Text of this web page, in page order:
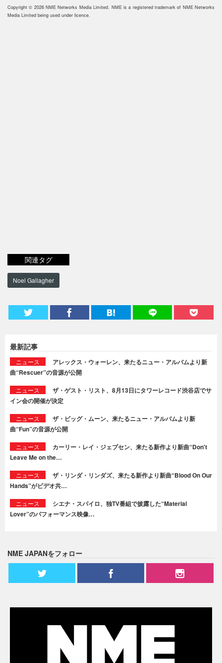
Copyright © 2026 NME Networks Media Limited. NME is a registered trademark of NME Networks
Media Limited being used under licence.
関連タグ
Noel Gallagher
最新記事
ニュース
アレックス・ウォーレン、来たるニュー・アルバムより新
曲“Rescuer”の音源が公開
ニュース
ザ・ゲスト・リスト、8月13日にタワーレコード渋谷店でサ
イン会の開催が決定
ニュース
ザ・ビッグ・ムーン、来たるニュー・アルバムより新
曲“Fun”の音源が公開
ニュース
カーリー・レイ・ジェプセン、来たる新作より新曲“Don't
Leave Me on the…
ニュース
ザ・リンダ・リンダズ、来たる新作より新曲“Blood On Our
Hands”がビデオ共…
ニュース
シエナ・スパイロ、独TV番組で披露した“Material
Lover”のパフォーマンス映像…
NME JAPANをフォロー